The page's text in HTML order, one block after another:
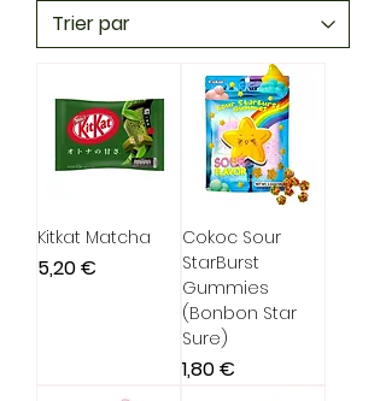
Kitkat Matcha
Prix
5,20 €
Cokoc Sour
StarBurst
Gummies
(Bonbon Star
Sure)
Prix
1,80 €